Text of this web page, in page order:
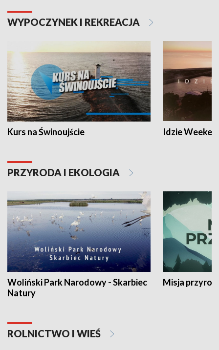
WYPOCZYNEK I REKREACJA
Kurs na Świnoujście Idzie
PRZYRODA I EKOLOGIA
Woliński Park Narodowy - Skarbiec
Natury
Misja
ROLNICTWO I WIEŚ